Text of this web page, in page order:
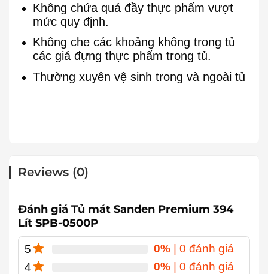
Không chứa quá đầy thực phẩm vượt
mức quy định.
Không che các khoảng không trong tủ
các giá đựng thực phẩm trong tủ.
Thường xuyên vệ sinh trong và ngoài tủ
Reviews (0)
Đánh giá Tủ mát Sanden Premium 394
Lít SPB-0500P
5 0% | 0 đánh giá
4
0% | 0 đánh giá